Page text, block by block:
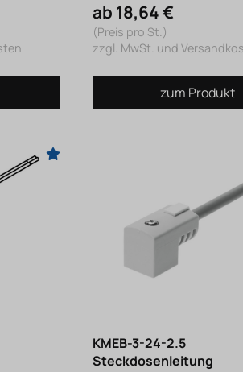
ab 18,64 €
(Preis pro St.)
zzgl. MwSt. und
zum Produkt
KMEB-3-24-2.5
Steckdosenleitung